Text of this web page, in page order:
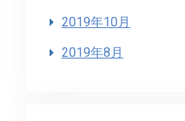
2019年10月
2019年8月